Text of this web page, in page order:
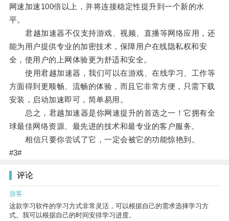
网速加速100倍以上，并将连接稳定性提升到一个新的水
平。
君越加速器不仅支持游戏、视频、直播等网络应用，还
能为用户提供专业的加密技术，保障用户在线隐私权和安
全，使用户的上网体验更为舒适和安全。
使用君越加速器，我们可以在游戏、在线学习、工作等
方面得到更顺畅、流畅的体验，而且它非常方便，只需下载
安装，启动加速即可，简单易用。
总之，君越加速器是你网速提升的首选之一！它拥有全
球最佳网络资源、最先进的技术和最专业的客户服务。
相信只要你尝试了它，一定会被它的功能惊艳到。
#3#
评论
游客
这款学习软件的学习方式非常灵活，可以根据自己的需求选择学习方
式。我可以根据自己的时间安排学习进度。